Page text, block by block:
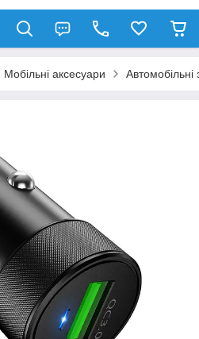
Мобільні аксесуари Автомобільні